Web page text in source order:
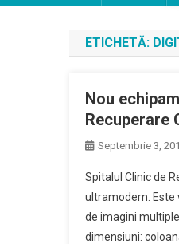
ETICHETĂ:
Nou
Recuperare
Septembrie 3,
Spitalul Clinic de
ultramodern. Este
de imagini
dimensiuni: